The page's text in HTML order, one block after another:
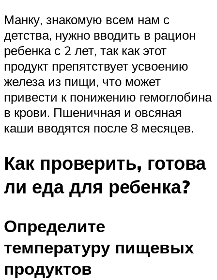
Манку, знакомую всем нам с
детства, нужно вводить в рацион
ребенка с 2 лет, так как этот
продукт препятствует усвоению
железа из пищи, что может
привести к понижению гемоглобина
в крови. Пшеничная и овсяная
каши вводятся после 8 месяцев.
Как проверить, готова
ли еда для ребенка?
Определите
температуру пищевых
продуктов